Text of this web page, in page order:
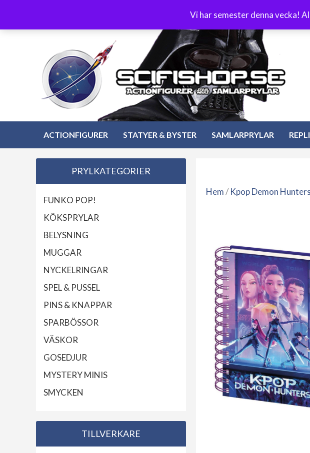
Vi har semester denna vecka!
innehåll
Öppet köp 30 dagar Frakt 89 kr
ACTIONFIGURER STATYER & BYSTER SAMLARPRYLAR
Hem/Kpop Demon Hunters
PRYLKATEGORIER
FUNKO POP!
KÖKSPRYLAR
BELYSNING
MUGGAR
NYCKELRINGAR
SPEL & PUSSEL
PINS & KNAPPAR
SPARBÖSSOR
VÄSKOR
GOSEDJUR
MYSTERY MINIS
SMYCKEN
TILLVERKARE